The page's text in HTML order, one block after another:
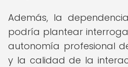
Además, la
podría plantear
autonomía profesional
y la calidad de la